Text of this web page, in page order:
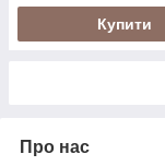
Купити
Про нас